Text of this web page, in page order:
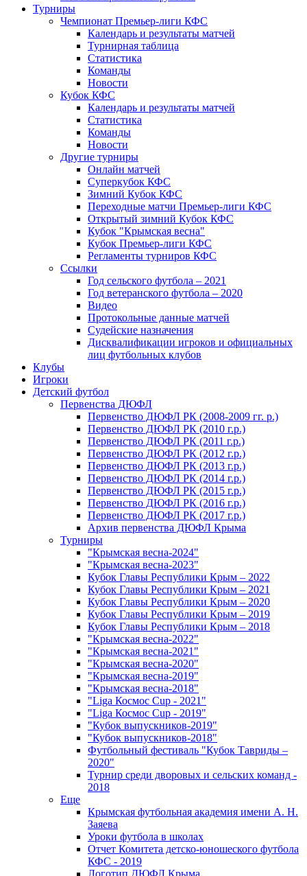
Турниры
Чемпионат Премьер-лиги КФС
Календарь и результаты матчей
Турнирная таблица
Статистика
Команды
Новости
Кубок КФС
Календарь и результаты матчей
Статистика
Команды
Новости
Другие турниры
Онлайн матчей
Суперкубок КФС
Зимний Кубок КФС
Переходные матчи Премьер-лиги КФС
Открытый зимний Кубок КФС
Кубок "Крымская весна"
Кубок Премьер-лиги КФС
Регламенты турниров КФС
Ссылки
Год сельского футбола – 2021
Год ветеранского футбола – 2020
Видео
Протокольные данные матчей
Судейские назначения
Дисквалификации игроков и официальных
лиц футбольных клубов
Клубы
Игроки
Детский футбол
Первенства ДЮФЛ
Первенство ДЮФЛ РК (2008-2009 гг. р.)
Первенство ДЮФЛ РК (2010 г.р.)
Первенство ДЮФЛ РК (2011 г.р.)
Первенство ДЮФЛ РК (2012 г.р.)
Первенство ДЮФЛ РК (2013 г.р.)
Первенство ДЮФЛ РК (2014 г.р.)
Первенство ДЮФЛ РК (2015 г.р.)
Первенство ДЮФЛ РК (2016 г.р.)
Первенство ДЮФЛ РК (2017 г.р.)
Архив первенства ДЮФЛ Крыма
Турниры
"Крымская весна-2024"
"Крымская весна-2023"
Кубок Главы Республики Крым – 2022
Кубок Главы Республики Крым – 2021
Кубок Главы Республики Крым – 2020
Кубок Главы Республики Крым – 2019
Кубок Главы Республики Крым – 2018
"Крымская весна-2022"
"Крымская весна-2021"
"Крымская весна-2020"
"Крымская весна-2019"
"Крымская весна-2018"
"Liga Космос Cup - 2021"
"Liga Космос Cup - 2019"
"Кубок выпускников-2019"
"Кубок выпускников-2018"
Футбольный фестиваль "Кубок Тавриды –
2020"
Турнир среди дворовых и сельских команд -
2018
Еще
Крымская футбольная академия имени А. Н.
Заяева
Уроки футбола в школах
Отчет Комитета детско-юношеского футбола
КФС - 2019
Логотип ДЮФЛ Крыма